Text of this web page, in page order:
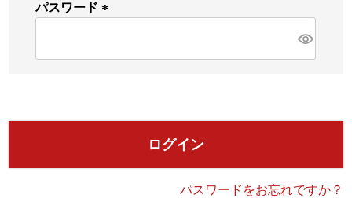
パスワード
ログイン
パスワードをお忘れですか？